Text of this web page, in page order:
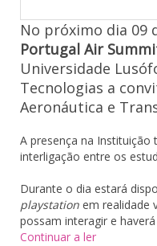
No próximo dia 09
Portugal Air
Universidade
Tecnologias a
Aeronáutica e
A presença na
interligação entre os
Durante o dia estará
playstation em realidade
possam interagir e
Continuar a ler